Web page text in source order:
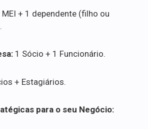
+ 1 dependente (filho ou
1 Sócio + 1 Funcionário.
+ Estagiários.
para o seu Negócio: